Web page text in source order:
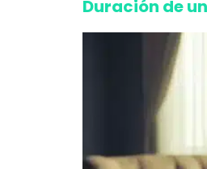
Duración de